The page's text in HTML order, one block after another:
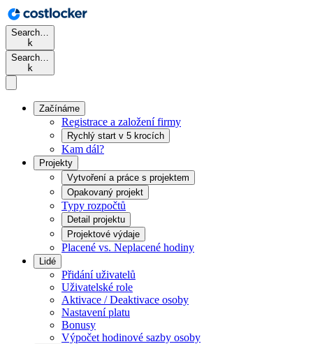
Search…
k
Search…
k
Začínáme
Registrace a založení firmy
Rychlý start v 5 krocích
Kam dál?
Projekty
Vytvoření a práce s projektem
Opakovaný projekt
Typy rozpočtů
Detail projektu
Projektové výdaje
Placené vs. Neplacené hodiny
Lidé
Přidání uživatelů
Uživatelské role
Aktivace / Deaktivace osoby
Nastavení platu
Bonusy
Výpočet hodinové sazby osoby